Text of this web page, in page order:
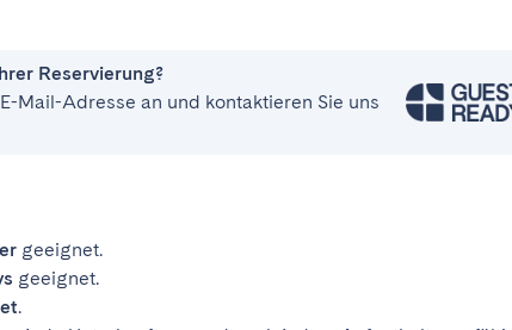
Reservierung?
Mail-Adresse an und kontaktieren Sie uns
geeignet.
geeignet.
.